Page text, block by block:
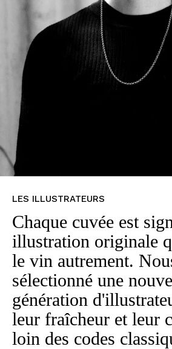
LES ILLUSTRATEURS
Chaque cuvée est
illustration originale
le vin autrement.
sélectionné une
génération
leur fraîcheur et leur
loin des codes